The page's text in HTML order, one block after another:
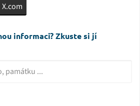
X.com
informaci? Zkuste si jí